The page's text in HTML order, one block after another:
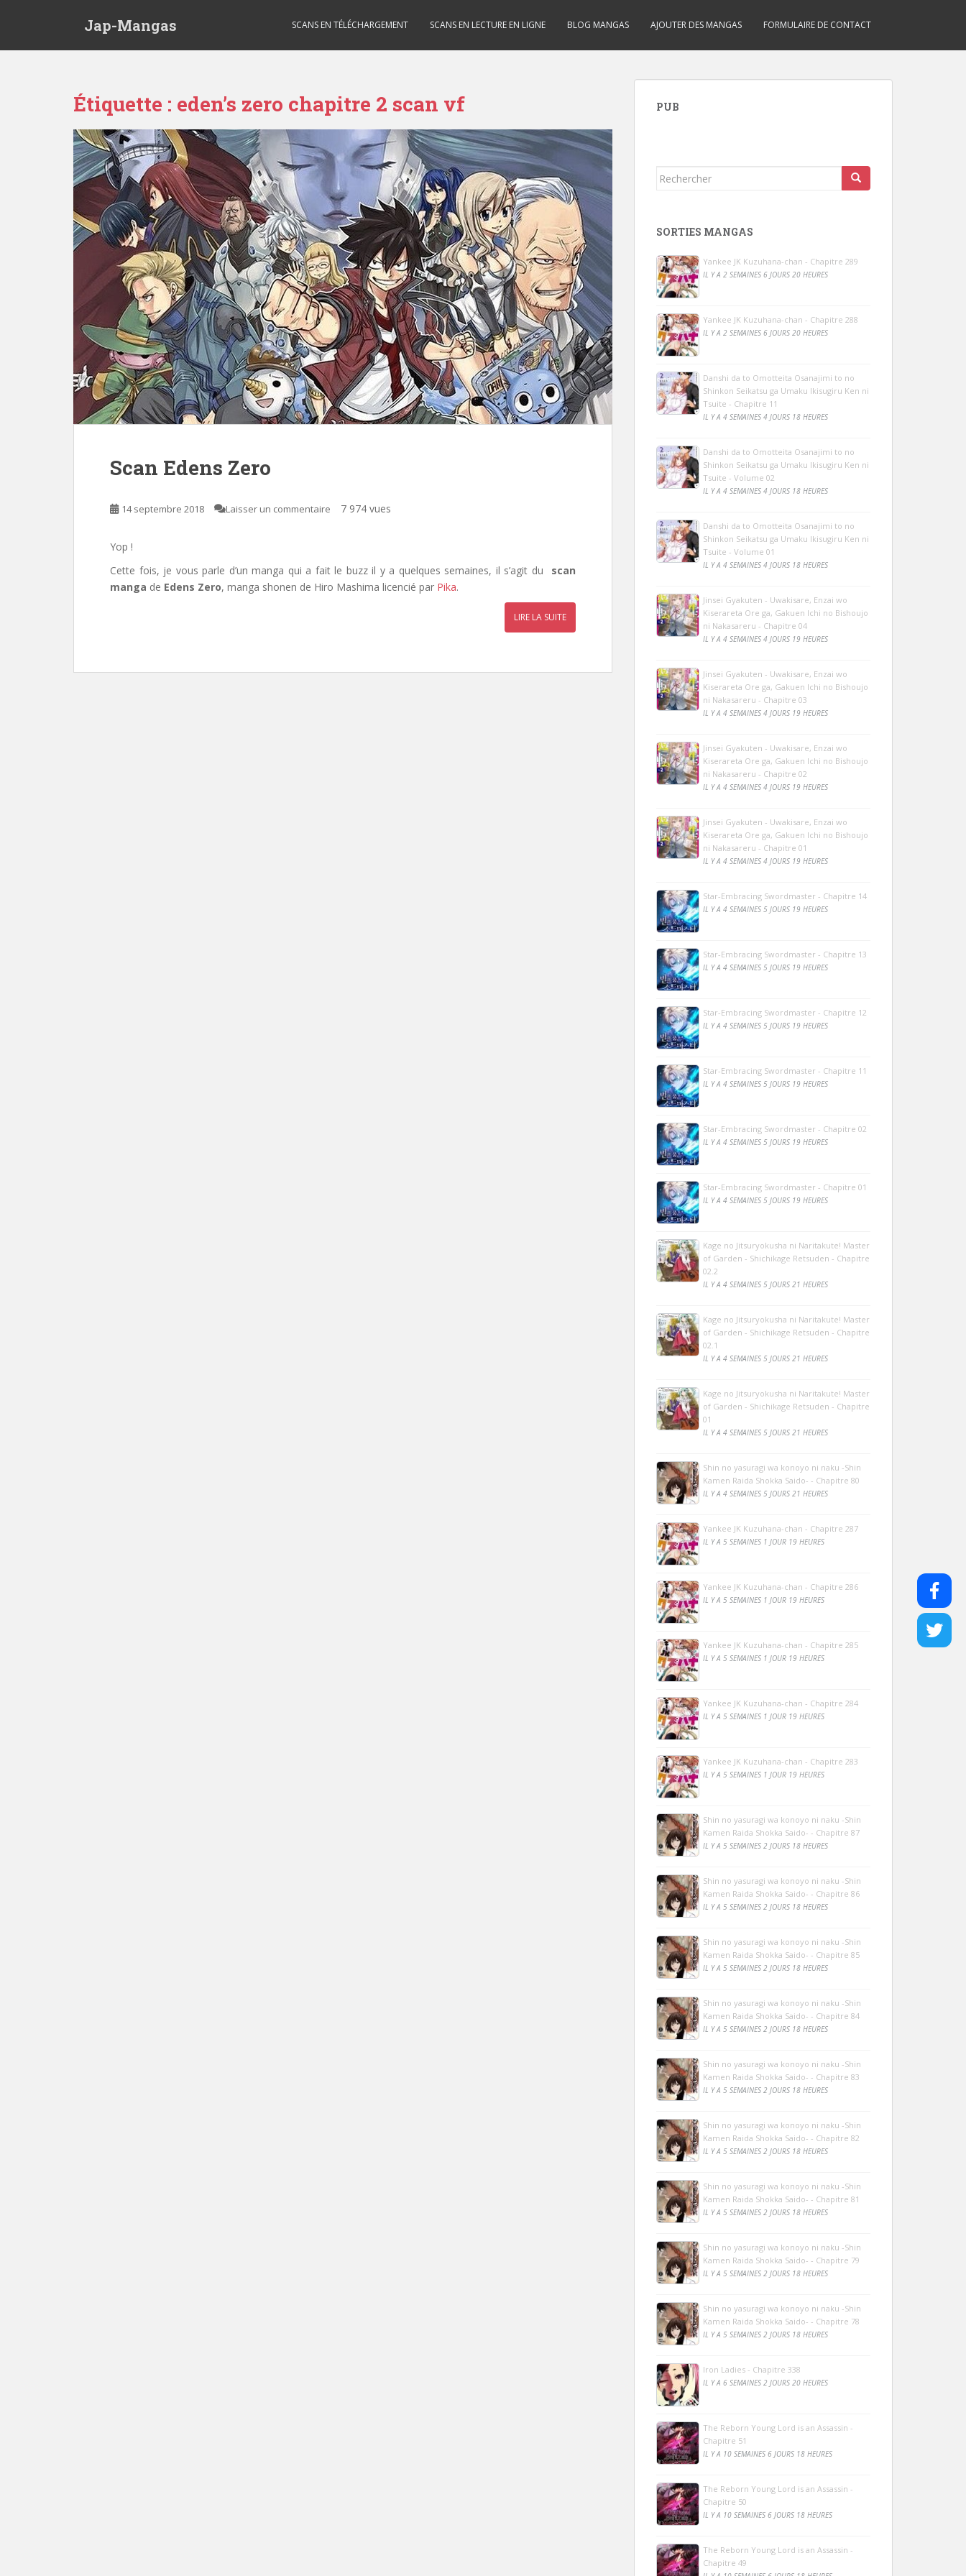
Jap-Mangas SCANS EN TÉLÉCHARGEMENT SCANS EN LECTURE EN LIGNE BLOG MANGAS AJOUTER DES MANGAS FORMULAIRE DE CONTACT
Étiquette : eden’s zero chapitre 2 scan vf
Scan Edens Zero
14 septembre 2018 Laisser un commentaire 7 974 vues
Yop !
Cette fois, je vous parle d’un manga qui a fait le buzz il y a quelques semaines, il s’agit du scan
manga de Edens Zero, manga shonen de Hiro Mashima licencié par Pika.
LIRE LA SUITE
PUB
Rechercher...
SORTIES MANGAS
Yankee JK Kuzuhana-chan - Chapitre 289
IL Y A 2 SEMAINES 6 JOURS 20 HEURES
Yankee JK Kuzuhana-chan - Chapitre 288
IL Y A 2 SEMAINES 6 JOURS 20 HEURES
Danshi da to Omotteita Osanajimi to no
Shinkon Seikatsu ga Umaku Ikisugiru Ken ni
Tsuite - Chapitre 11
IL Y A 4 SEMAINES 4 JOURS 18 HEURES
Danshi da to Omotteita Osanajimi to no
Shinkon Seikatsu ga Umaku Ikisugiru Ken ni
Tsuite - Volume 02
IL Y A 4 SEMAINES 4 JOURS 18 HEURES
Danshi da to Omotteita Osanajimi to no
Shinkon Seikatsu ga Umaku Ikisugiru Ken ni
Tsuite - Volume 01
IL Y A 4 SEMAINES 4 JOURS 18 HEURES
Jinsei Gyakuten - Uwakisare, Enzai wo
Kiserareta Ore ga, Gakuen Ichi no Bishoujo
ni Nakasareru - Chapitre 04
IL Y A 4 SEMAINES 4 JOURS 19 HEURES
Jinsei Gyakuten - Uwakisare, Enzai wo
Kiserareta Ore ga, Gakuen Ichi no Bishoujo
ni Nakasareru - Chapitre 03
IL Y A 4 SEMAINES 4 JOURS 19 HEURES
Jinsei Gyakuten - Uwakisare, Enzai wo
Kiserareta Ore ga, Gakuen Ichi no Bishoujo
ni Nakasareru - Chapitre 02
IL Y A 4 SEMAINES 4 JOURS 19 HEURES
Jinsei Gyakuten - Uwakisare, Enzai wo
Kiserareta Ore ga, Gakuen Ichi no Bishoujo
ni Nakasareru - Chapitre 01
IL Y A 4 SEMAINES 4 JOURS 19 HEURES
Star-Embracing Swordmaster - Chapitre 14
IL Y A 4 SEMAINES 5 JOURS 19 HEURES
Star-Embracing Swordmaster - Chapitre 13
IL Y A 4 SEMAINES 5 JOURS 19 HEURES
Star-Embracing Swordmaster - Chapitre 12
IL Y A 4 SEMAINES 5 JOURS 19 HEURES
Star-Embracing Swordmaster - Chapitre 11
IL Y A 4 SEMAINES 5 JOURS 19 HEURES
Star-Embracing Swordmaster - Chapitre 02
IL Y A 4 SEMAINES 5 JOURS 19 HEURES
Star-Embracing Swordmaster - Chapitre 01
IL Y A 4 SEMAINES 5 JOURS 19 HEURES
Kage no Jitsuryokusha ni Naritakute! Master
of Garden - Shichikage Retsuden - Chapitre
02.2
IL Y A 4 SEMAINES 5 JOURS 21 HEURES
Kage no Jitsuryokusha ni Naritakute! Master
of Garden - Shichikage Retsuden - Chapitre
02.1
IL Y A 4 SEMAINES 5 JOURS 21 HEURES
Kage no Jitsuryokusha ni Naritakute! Master
of Garden - Shichikage Retsuden - Chapitre
01
IL Y A 4 SEMAINES 5 JOURS 21 HEURES
Shin no yasuragi wa konoyo ni naku -Shin
Kamen Raida Shokka Saido- - Chapitre 80
IL Y A 4 SEMAINES 5 JOURS 21 HEURES
Yankee JK Kuzuhana-chan - Chapitre 287
IL Y A 5 SEMAINES 1 JOUR 19 HEURES
Yankee JK Kuzuhana-chan - Chapitre 286
IL Y A 5 SEMAINES 1 JOUR 19 HEURES
Yankee JK Kuzuhana-chan - Chapitre 285
IL Y A 5 SEMAINES 1 JOUR 19 HEURES
Yankee JK Kuzuhana-chan - Chapitre 284
IL Y A 5 SEMAINES 1 JOUR 19 HEURES
Yankee JK Kuzuhana-chan - Chapitre 283
IL Y A 5 SEMAINES 1 JOUR 19 HEURES
Shin no yasuragi wa konoyo ni naku -Shin
Kamen Raida Shokka Saido- - Chapitre 87
IL Y A 5 SEMAINES 2 JOURS 18 HEURES
Shin no yasuragi wa konoyo ni naku -Shin
Kamen Raida Shokka Saido- - Chapitre 86
IL Y A 5 SEMAINES 2 JOURS 18 HEURES
Shin no yasuragi wa konoyo ni naku -Shin
Kamen Raida Shokka Saido- - Chapitre 85
IL Y A 5 SEMAINES 2 JOURS 18 HEURES
Shin no yasuragi wa konoyo ni naku -Shin
Kamen Raida Shokka Saido- - Chapitre 84
IL Y A 5 SEMAINES 2 JOURS 18 HEURES
Shin no yasuragi wa konoyo ni naku -Shin
Kamen Raida Shokka Saido- - Chapitre 83
IL Y A 5 SEMAINES 2 JOURS 18 HEURES
Shin no yasuragi wa konoyo ni naku -Shin
Kamen Raida Shokka Saido- - Chapitre 82
IL Y A 5 SEMAINES 2 JOURS 18 HEURES
Shin no yasuragi wa konoyo ni naku -Shin
Kamen Raida Shokka Saido- - Chapitre 81
IL Y A 5 SEMAINES 2 JOURS 18 HEURES
Shin no yasuragi wa konoyo ni naku -Shin
Kamen Raida Shokka Saido- - Chapitre 79
IL Y A 5 SEMAINES 2 JOURS 18 HEURES
Shin no yasuragi wa konoyo ni naku -Shin
Kamen Raida Shokka Saido- - Chapitre 78
IL Y A 5 SEMAINES 2 JOURS 18 HEURES
Iron Ladies - Chapitre 338
IL Y A 6 SEMAINES 2 JOURS 20 HEURES
The Reborn Young Lord is an Assassin -
Chapitre 51
IL Y A 10 SEMAINES 6 JOURS 18 HEURES
The Reborn Young Lord is an Assassin -
Chapitre 50
IL Y A 10 SEMAINES 6 JOURS 18 HEURES
The Reborn Young Lord is an Assassin -
Chapitre 49